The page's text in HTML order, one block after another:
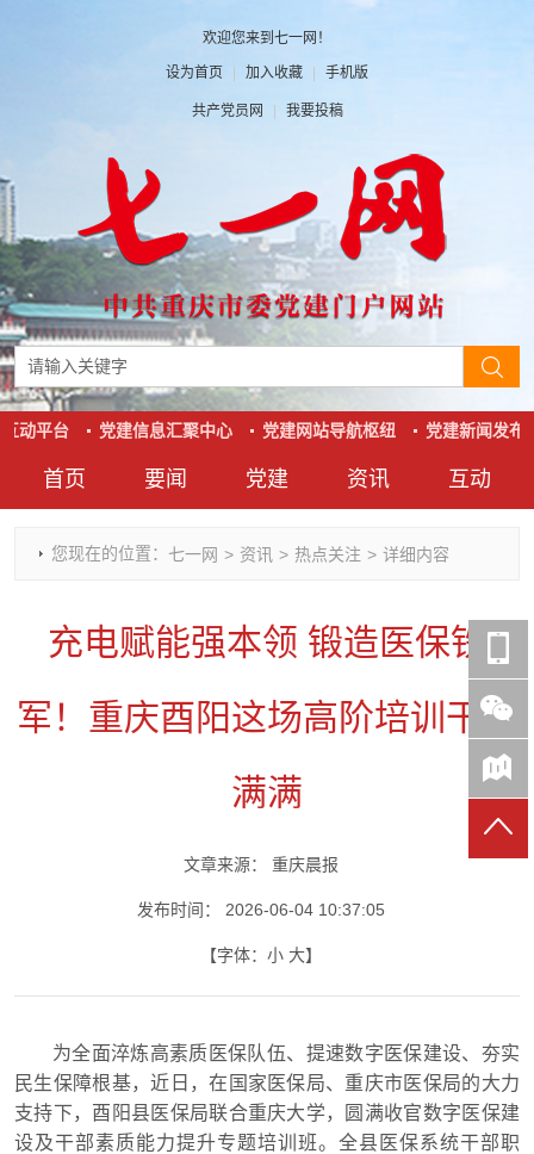
欢迎您来到七一网！
设为首页 | 加入收藏 | 手机版
共产党员网 | 我要投稿
首页 要闻
时政要闻
干部任免
七一视角
党建
党建动态
人才工作
作风建设
资讯
热点关注
党刊好文
党史参阅
互动
红岩评论
七一文学
七一号
动平台 党建信息汇聚中心 党建网站导航枢纽 党建新闻发布
您现在的位置： 七一网 > 资讯 > 热点关注 > 详细内容
充电赋能强本领 锻造医保铁
军！重庆酉阳这场高阶培训干货
满满
文章来源： 重庆晨报
发布时间： 2026-06-04 10:37:05
【字体： 小 大】
为全面淬炼高素质医保队伍、提速数字医保建设、夯实
民生保障根基，近日，在国家医保局、重庆市医保局的大力
支持下，酉阳县医保局联合重庆大学，圆满收官数字医保建
设及干部素质能力提升专题培训班。全县医保系统干部职